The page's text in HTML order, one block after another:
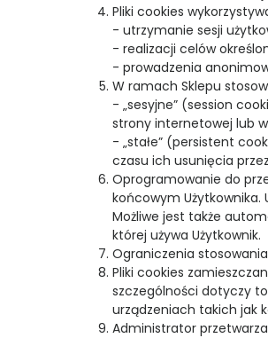
Pliki cookies
- utrzymanie sesji
- realizacji celów
- prowadzenia
W ramach Sklepu
- „sesyjne” (session
strony internetowej lub
- „stałe” (persistent
czasu ich usunięcia
Oprogramowanie do
końcowym
Możliwe jest także
której używa Użytkownik.
Ograniczenia
Pliki cookies
szczególności dotyczy
urządzeniach takich jak
Administrator